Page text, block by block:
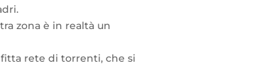
zona è in realtà un
fitta rete di torrenti, che si